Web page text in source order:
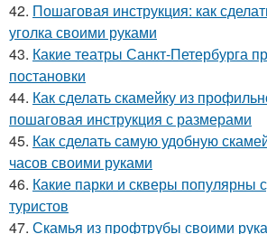
42. Пошаговая инструкция: как
уголка своими руками
43. Какие театры Санкт-Петербурга
постановки
44. Как сделать скамейку из
пошаговая инструкция с размерами
45. Как сделать самую удобную
часов своими руками
46. Какие парки и скверы популярны
туристов
47. Скамья из профтрубы своими